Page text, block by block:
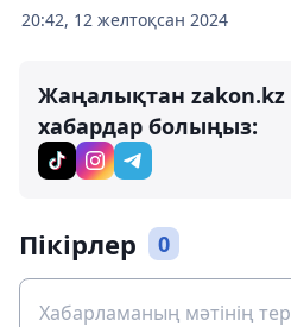
20:42, 12 желтоқсан 2024
Жаңалықтан zakon.kz
хабардар болыңыз:
Пікірлер 0